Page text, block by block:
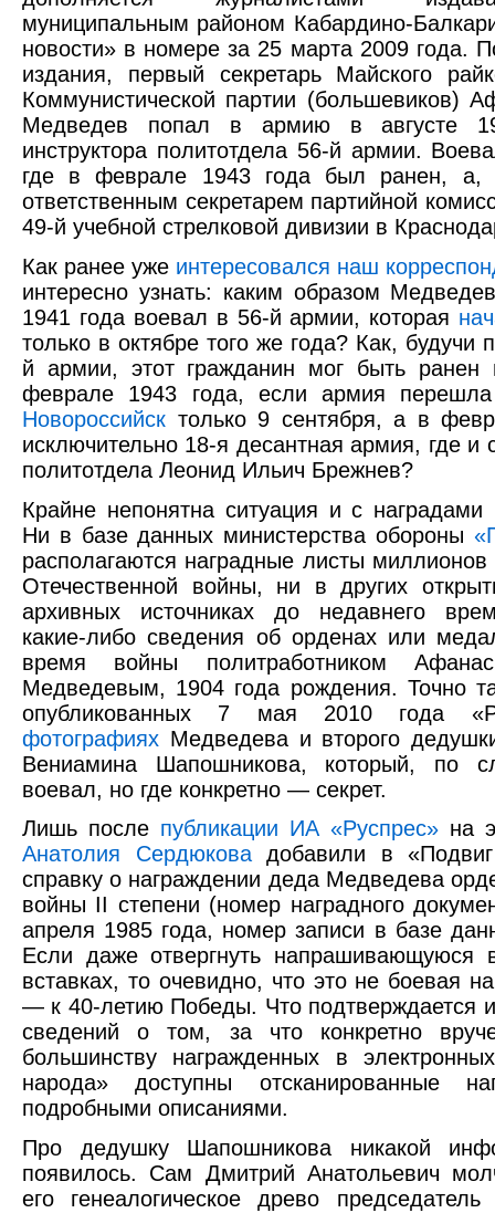
муниципальным районом Кабардино-
новости» в номере за 25 марта 2009 года.
издания, первый секретарь Майского
Коммунистической партии (большевиков)
Медведев попал в армию в августе
инструктора политотдела 56-й армии.
где в феврале 1943 года был ранен, а,
ответственным секретарем партийной
49-й учебной стрелковой дивизии в
Как ранее уже интересовался наш
интересно узнать: каким образом
1941 года воевал в 56-й армии, которая
только в октябре того же года? Как, будучи
й армии, этот гражданин мог быть
феврале 1943 года, если армия
Новороссийск только 9 сентября, а в
исключительно 18-я десантная армия, где и
политотдела Леонид Ильич Брежнев?
Крайне непонятна ситуация и с наградами
Ни в базе данных министерства обороны
располагаются наградные листы миллионов
Отечественной войны, ни в других
архивных источниках до недавнего
какие-либо сведения об орденах или
время войны политработником
Медведевым, 1904 года рождения. Точно
опубликованных 7 мая 2010 года
фотографиях Медведева и второго
Вениамина Шапошникова, который, по
воевал, но где конкретно — секрет.
Лишь после публикации ИА «Руспрес» на
Анатолия Сердюковадобавили в «Подвиг
справку о награждении деда Медведева
войны II степени (номер наградного
апреля 1985 года, номер записи в базе
Если даже отвергнуть напрашивающуюся
вставках, то очевидно, что это не боевая
— к 40-летию Победы. Что подтверждается и
сведений о том, за что конкретно
большинству награжденных в
народа» доступны отсканированные
подробными описаниями.
Про дедушку Шапошникова никакой
появилось. Сам Дмитрий Анатольевич
его генеалогическое древо председатель